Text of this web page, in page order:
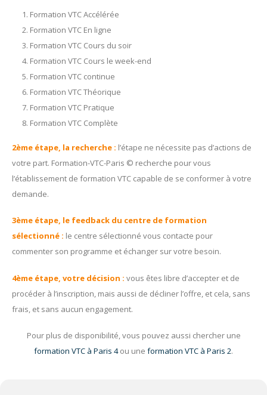
Formation VTC Accélérée
Formation VTC En ligne
Formation VTC Cours du soir
Formation VTC Cours le week-end
Formation VTC continue
Formation VTC Théorique
Formation VTC Pratique
Formation VTC Complète
2ème étape, la recherche : l’étape ne nécessite pas d’actions de
votre part. Formation-VTC-Paris © recherche pour vous
l’établissement de formation VTC capable de se conformer à votre
demande.
3ème étape, le feedback du centre de formation
sélectionné : le centre sélectionné vous contacte pour
commenter son programme et échanger sur votre besoin.
4ème étape, votre décision : vous êtes libre d’accepter et de
procéder à l’inscription, mais aussi de décliner l’offre, et cela, sans
frais, et sans aucun engagement.
Pour plus de disponibilité, vous pouvez aussi chercher une
formation VTC à Paris 4ou une formation VTC à Paris 2.